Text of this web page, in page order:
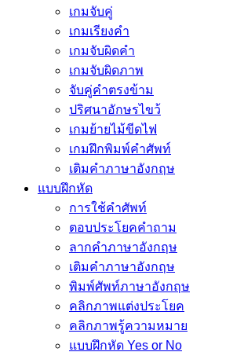
เกมจับคู่
เกมเรียงคำ
เกมจับผิดคำ
เกมจับผิดภาพ
จับคู่คำตรงข้าม
ปริศนาอักษรไขว้
เกมย้ายไม้ขีดไฟ
เกมฝึกพิมพ์คำศัพท์
เติมคำภาษาอังกฤษ
แบบฝึกหัด
การใช้คำศัพท์
ตอบประโยคคำถาม
ลากคำภาษาอังกฤษ
เติมคำภาษาอังกฤษ
พิมพ์ศัพท์ภาษาอังกฤษ
คลิกภาพแต่งประโยค
คลิกภาพรู้ความหมาย
แบบฝึกหัด Yes or No